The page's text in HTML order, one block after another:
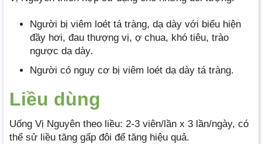
Người bị viêm loét tá tràng, dạ dày với biểu hiện
đầy hơi, đau thượng vị, ợ chua, khó tiêu, trào
ngược dạ dày.
Người có nguy cơ bị viêm loét dạ dày tá tràng.
Liều dùng
Uống Vị Nguyên theo liều: 2-3 viên/lần x 3 lần/ngày, có
thể sử liều tăng gấp đôi để tăng hiệu quả.